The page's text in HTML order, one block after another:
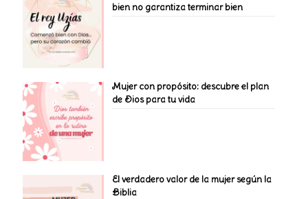
bien no garantiza terminar bien
Mujer con propósito: descubre el plan
de Dios para tu vida
El verdadero valor de la mujer según la
Biblia